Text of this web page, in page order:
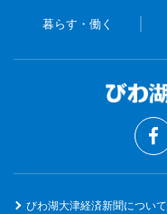
暮らす・働く
びわ湖大津経済新聞について